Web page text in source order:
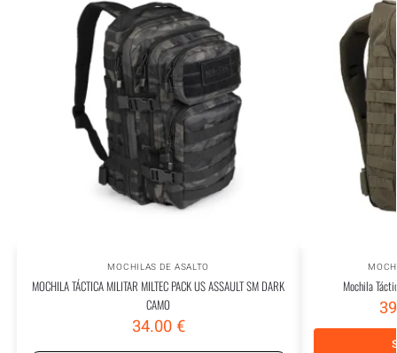
MOCHILAS DE ASALTO
MOCHILA TÁCTICA MILITAR MILTEC PACK US ASSAULT SM DARK
CAMO
34.00€
Mochila